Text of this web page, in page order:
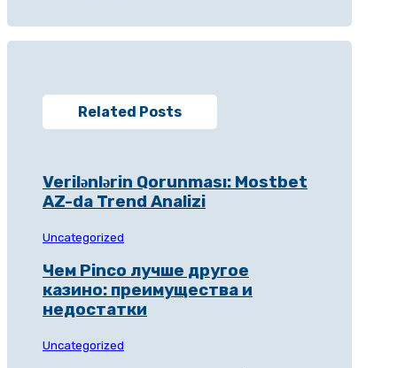
Related Posts
Verilənlərin Qorunması: Mostbet
AZ-da Trend Analizi
Uncategorized
Чем Pinco лучше другое
казино: преимущества и
недостатки
Uncategorized